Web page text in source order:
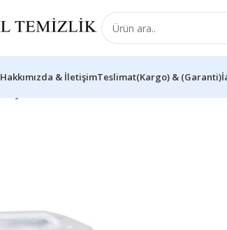
Hakkımızda & İletişimTeslimat(Kargo) &